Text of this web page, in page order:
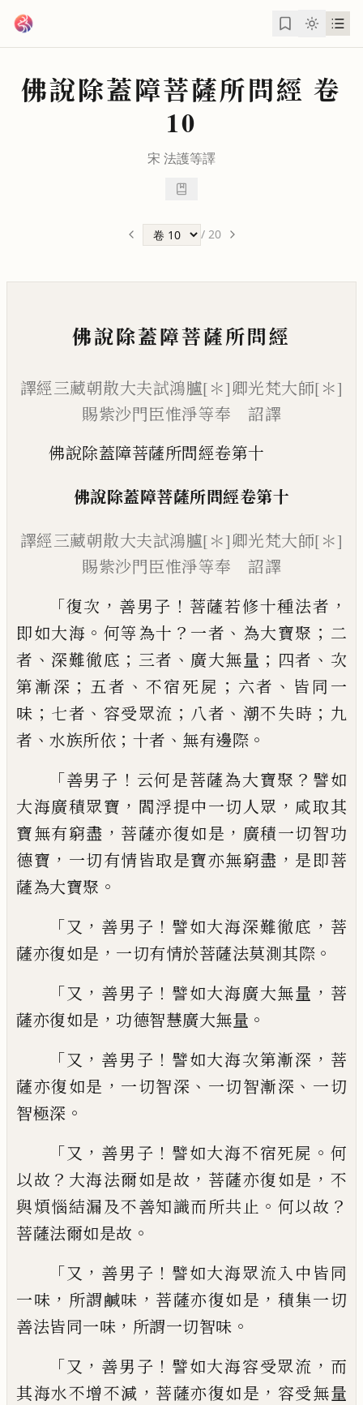
佛說除蓋障菩薩所問經 卷
10
宋 法護等譯
/ 20
佛說除蓋障菩薩所問經
譯經三藏朝散大夫試鴻臚[＊]卿光梵大師[＊]
賜紫沙門臣惟淨等奉 詔譯
佛說除蓋障菩薩所問經卷第十
佛說除蓋障菩薩所問經卷第十
譯經三藏朝散大夫試鴻臚[＊]卿光梵大師[＊]
賜紫沙門臣惟淨等奉 詔譯
「復次 ， 善男子 ！ 菩薩若修十種法者 ，
即如大海 。 何等為十 ？ 一者 、 為大寶聚 ； 二
者 、 深難徹底 ； 三者 、 廣大無量 ； 四者 、 次
第漸深 ； 五者 、 不宿死屍 ； 六者 、 皆同一
味 ； 七者 、 容受眾流 ； 八者 、 潮不失時 ； 九
者 、 水族所依 ； 十者 、 無有邊際 。
「善男子 ！ 云何是菩薩為大寶聚 ？ 譬如
大海廣積眾寶 ， 閻浮提中一切人眾 ， 咸取其
寶無有窮盡 ， 菩薩亦復如是 ， 廣積一切智功
德寶 ， 一切有情皆取是寶亦無窮盡 ， 是即菩
薩為大寶聚 。
「又 ， 善男子 ！ 譬如大海深難徹底 ， 菩
薩亦復如是 ， 一切有情於菩薩法莫測其際 。
「又 ， 善男子 ！ 譬如大海廣大無量 ， 菩
薩亦復如是 ， 功德智慧廣大無量 。
「又 ， 善男子 ！ 譬如大海次第漸深 ， 菩
薩亦復如是 ， 一切智深 、 一切智漸深 、 一切
智極深 。
「又 ， 善男子 ！ 譬如大海不宿死屍 。 何
以故 ？ 大海法爾如是故 ， 菩薩亦復如是 ， 不
與煩惱結漏及不善知識而所共止 。 何以故 ？
菩薩法爾如是故 。
「又 ， 善男子 ！ 譬如大海眾流入中皆同
一味 ， 所謂鹹味 ， 菩薩亦復如是 ， 積集一切
善法皆同一味 ， 所謂一切智味 。
「又 ， 善男子 ！ 譬如大海容受眾流 ， 而
其海水不增不減 ， 菩薩亦復如是 ， 容受無量